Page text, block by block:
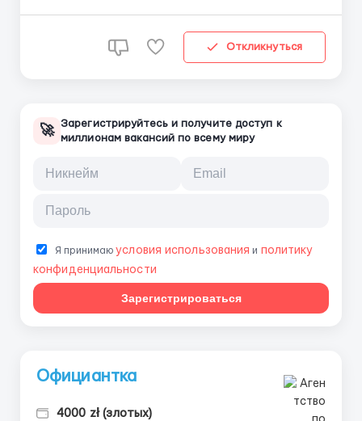
Откликнуться
🚀 Зарегистрируйтесь и получите доступ к
миллионам вакансий по всему миру
Я принимаюусловия использования и политику
конфиденциальности
Зарегистрироваться
Официантка
4000 zł (злотых)